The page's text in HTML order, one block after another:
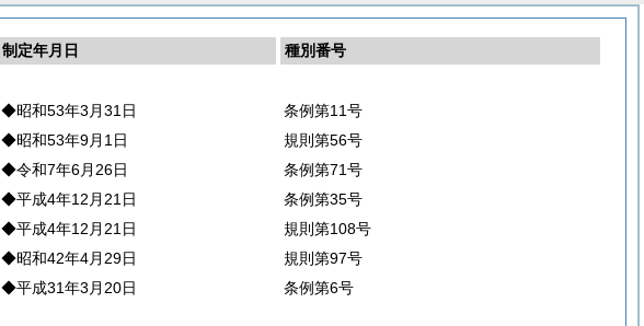
制定年月日
種別番号
◆昭和53年3月31日
条例第11号
◆昭和53年9月1日
規則第56号
◆令和7年6月26日
条例第71号
◆平成4年12月21日
条例第35号
◆平成4年12月21日
規則第108号
◆昭和42年4月29日
規則第97号
◆平成31年3月20日 条例第6号